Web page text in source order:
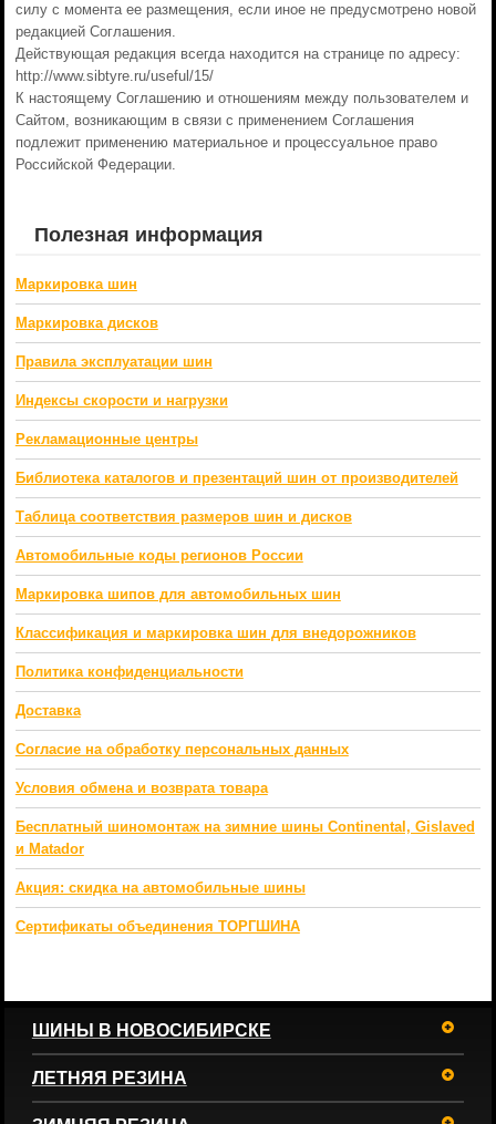
силу с момента ее размещения, если иное не предусмотрено новой
редакцией Соглашения.
Действующая редакция всегда находится на странице по адресу:
http://www.sibtyre.ru/useful/15/
К настоящему Соглашению и отношениям между пользователем и
Сайтом, возникающим в связи с применением Соглашения
подлежит применению материальное и процессуальное право
Российской Федерации.
Полезная информация
Маркировка шин
Маркировка дисков
Правила эксплуатации шин
Индексы скорости и нагрузки
Рекламационные центры
Библиотека каталогов и презентаций шин от производителей
Таблица соответствия размеров шин и дисков
Автомобильные коды регионов России
Маркировка шипов для автомобильных шин
Классификация и маркировка шин для внедорожников
Политика конфиденциальности
Доставка
Согласие на обработку персональных данных
Условия обмена и возврата товара
Бесплатный шиномонтаж на зимние шины Continental, Gislaved
и Matador
Акция: скидка на автомобильные шины
Сертификаты объединения ТОРГШИНА
ШИНЫ В НОВОСИБИРСКЕ
ЛЕТНЯЯ РЕЗИНА